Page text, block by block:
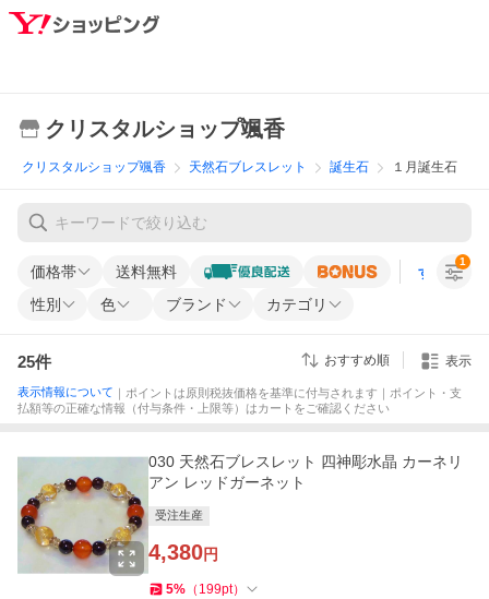
クリスタルショップ颯香
クリスタルショップ颯香 天然石ブレスレット 誕生石 １月誕生石
価格帯 送料無料 すべての条
性別 色 ブランド カテゴリ
1
25件 おすすめ順 表示
表示情報について ｜ポイントは原則税抜価格を基準に付与されます｜ポイント・支
払額等の正確な情報（付与条件・上限等）はカートをご確認ください
030 天然石ブレスレット 四神彫水晶 カーネリ
アン レッドガーネット
受注生産
4,380円
5% （ 199pt）